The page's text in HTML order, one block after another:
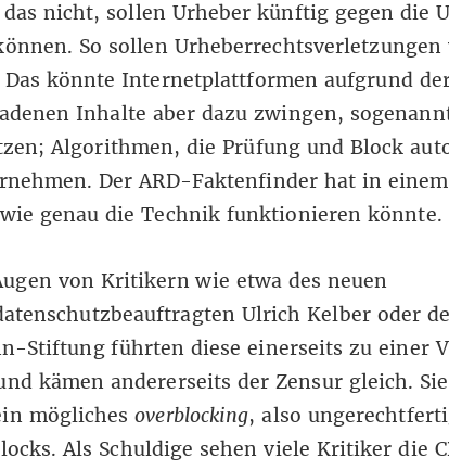
das nicht, sollen Urheber künftig gegen die
So sollen
Das könnte Internetplattformen aufgrund
Inhalte aber dazu zwingen,
Algorithmen, die Prüfung und Block
Der ARD-Faktenfinder hat in
genau die Technik funktionieren könnte.
von Kritikern wie etwa des neuen
Ulrich Kelberoder
Stiftungführten diese einerseits zu einer
kämen andererseits der Zensur gleich.
möglichesoverblocking, also
Als Schuldige sehen viele Kritiker die